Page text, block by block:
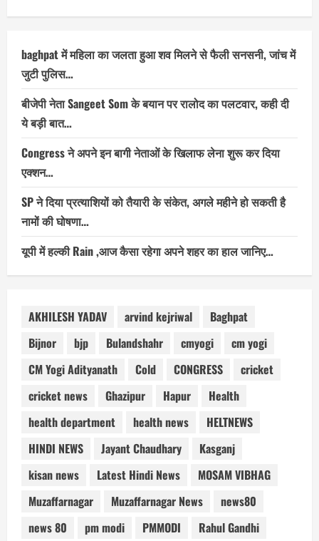
baghpat में महिला का जलता हुआ शव मिलने से फैली सनसनी, जांच में
जुटी पुलिस…
बीजेपी नेता Sangeet Som के बयान पर रालोद का पलटवार, कही दी
ये बड़ी बात…
Congress ने अपने इन बागी नेताओं के खिलाफ लेना शुरू कर दिया
एक्शन…
SP ने दिया प्रत्याशियों को तैयारी के संकेत, अगले महीने हो सकती है
नामों की घोषणा…
यूपी में हल्की Rain ,आज कैसा रहेगा अपने शहर का हाल जानिए…
AKHILESH YADAV arvind kejriwal
Baghpat
Bijnor
bjp Bulandshahr cmyogi
cm yogi
CM Yogi Adityanath
Cold CONGRESS
cricket
cricket news
Ghazipur Hapur
Health
health department
health news
HELTNEWS
HINDI NEWS
Jayant Chaudhary
Kasganj
kisan news
Latest Hindi News
MOSAM VIBHAG
Muzaffarnagar
Muzaffarnagar News
news80
news 80
pm modi PMMODI
Rahul Gandhi